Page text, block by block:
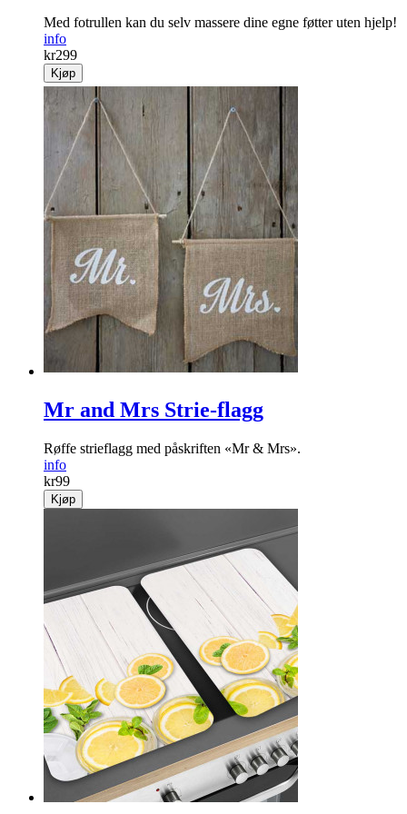
Med fotrullen kan du selv massere dine egne føtter uten hjelp!
info
kr299
Kjøp
Mr and Mrs Strie-flagg
Røffe strieflagg med påskriften «Mr & Mrs».
info
kr99
Kjøp